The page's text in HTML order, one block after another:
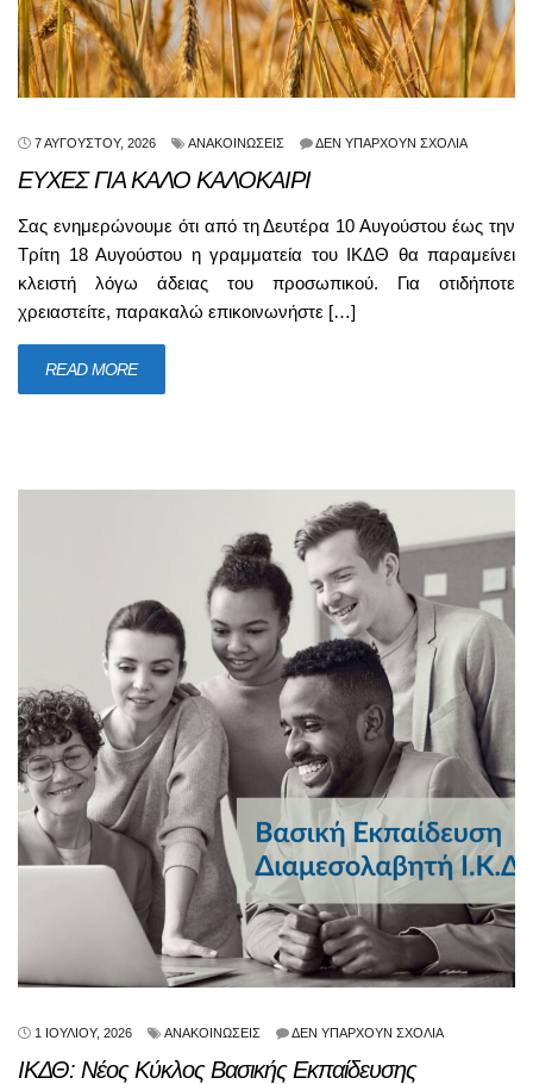
7 ΑΥΓΟΎΣΤΟΥ, 2026 ΑΝΑΚΟΙΝΏΣΕΙΣ ΔΕΝ ΥΠΆΡΧΟΥΝ ΣΧΌΛΙΑ
ΕΥΧΕΣ ΓΙΑ ΚΑΛΟ ΚΑΛΟΚΑΙΡΙ
Σας ενημερώνουμε ότι από τη Δευτέρα 10 Αυγούστου έως την
Τρίτη 18 Αυγούστου η γραμματεία του ΙΚΔΘ θα παραμείνει
κλειστή λόγω άδειας του προσωπικού. Για οτιδήποτε
χρειαστείτε, παρακαλώ επικοινωνήστε […]
READ MORE
1 ΙΟΥΛΊΟΥ, 2026 ΑΝΑΚΟΙΝΏΣΕΙΣ ΔΕΝ ΥΠΆΡΧΟΥΝ ΣΧΌΛΙΑ
ΙΚΔΘ: Νέος Κύκλος Βασικής Εκπαίδευσης